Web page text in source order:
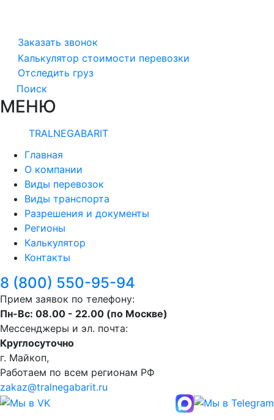
Заказать звонок
Калькулятор стоимости перевозки
Отследить груз
Поиск
МЕНЮ
TRALNEGABARIT
Главная
О компании
Виды перевозок
Виды транспорта
Разрешения и документы
Регионы
Калькулятор
Контакты
8 (800) 550-95-94
Прием заявок по телефону:
Пн-Вс: 08.00 - 22.00 (по Москве)
Мессенджеры и эл. почта:
Круглосуточно
г. Майкоп,
Работаем по всем регионам РФ
zakaz@tralnegabarit.ru